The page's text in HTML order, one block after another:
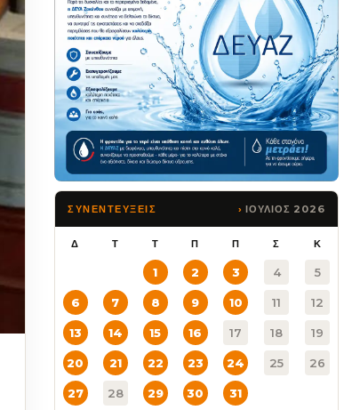
ΣΥΝΕΝΤΕΥΞΕΙΣ ΙΟΥΛΙΟΣ 2026
Δ Τ Τ Π Π Σ Κ
1 2 3 4 5
6 7 8 9 10 11 12
13 14 15 16 17 18 19
20 21 22 23 24 25 26
27 28 29 30 31